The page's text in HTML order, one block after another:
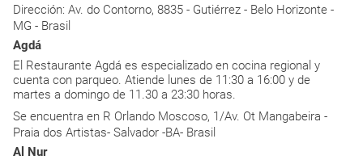
Dirección: Av. do Contorno, 8835 - Gutiérrez - Belo Horizonte -
MG - Brasil
Agdá
El Restaurante Agdá es especializado en cocina regional y
cuenta con parqueo. Atiende lunes de 11:30 a 16:00 y de
martes a domingo de 11.30 a 23:30 horas.
Se encuentra en R Orlando Moscoso, 1/Av. Ot Mangabeira -
Praia dos Artistas- Salvador -BA- Brasil
Al Nur